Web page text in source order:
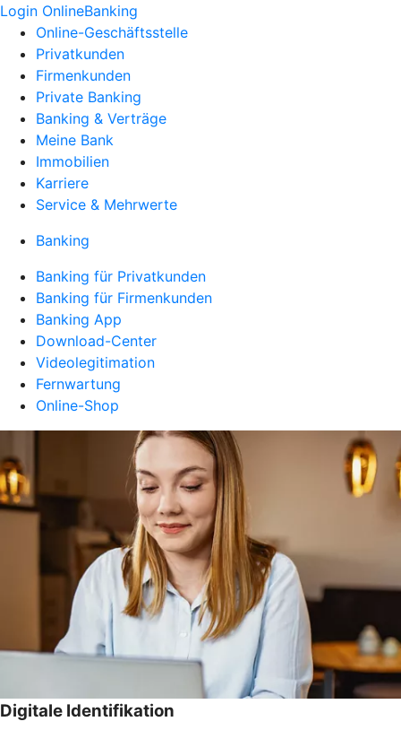
Login OnlineBanking
Online-Geschäftsstelle
Privatkunden
Firmenkunden
Private Banking
Banking & Verträge
Meine Bank
Immobilien
Karriere
Service & Mehrwerte
Banking
Banking für Privatkunden
Banking für Firmenkunden
Banking App
Download-Center
Videolegitimation
Fernwartung
Online-Shop
Digitale Identifikation